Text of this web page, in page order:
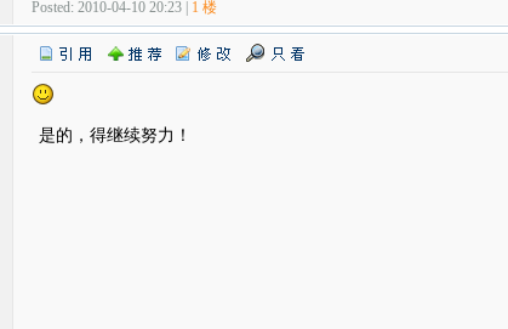
Posted: 2010-04-10 20:23 | 1 楼
是的，得继续努力！